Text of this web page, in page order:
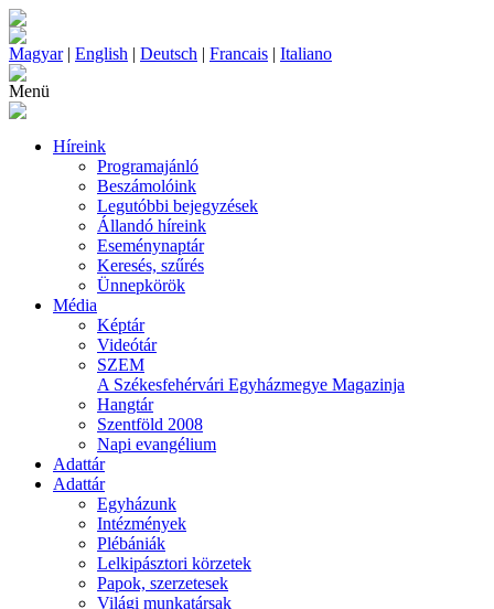
Magyar| English | Deutsch | Francais | Italiano
Menü
Híreink
Programajánló
Beszámolóink
Legutóbbi bejegyzések
Állandó híreink
Eseménynaptár
Keresés, szűrés
Ünnepkörök
Média
Képtár
Videótár
SZEM
A Székesfehérvári Egyházmegye Magazinja
Hangtár
Szentföld 2008
Napi evangélium
Adattár
Adattár
Egyházunk
Intézmények
Plébániák
Lelkipásztori körzetek
Papok, szerzetesek
Világi munkatársak